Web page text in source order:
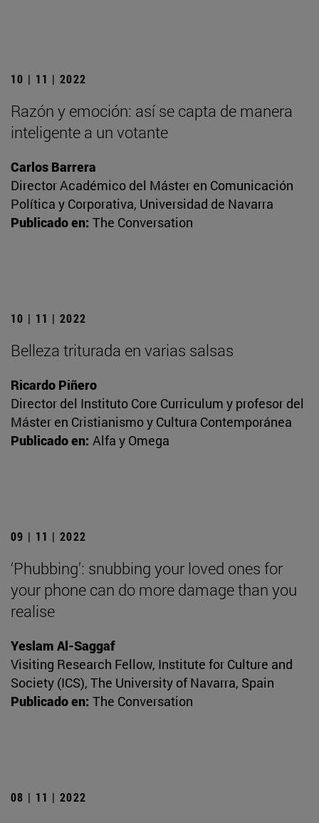
10 | 11 | 2022
Razón y emoción: así se capta de manera
inteligente a un votante
Carlos Barrera
Director Académico del Máster en Comunicación
Política y Corporativa, Universidad de Navarra
Publicado en: The Conversation
10 | 11 | 2022
Belleza triturada en varias salsas
Ricardo Piñero
Director del Instituto Core Curriculum y profesor del
Máster en Cristianismo y Cultura Contemporánea
Publicado en: Alfa y Omega
09 | 11 | 2022
‘Phubbing’: snubbing your loved ones for
your phone can do more damage than you
realise
Yeslam Al-Saggaf
Visiting Research Fellow, Institute for Culture and
Society (ICS), The University of Navarra, Spain
Publicado en: The Conversation
08 | 11 | 2022